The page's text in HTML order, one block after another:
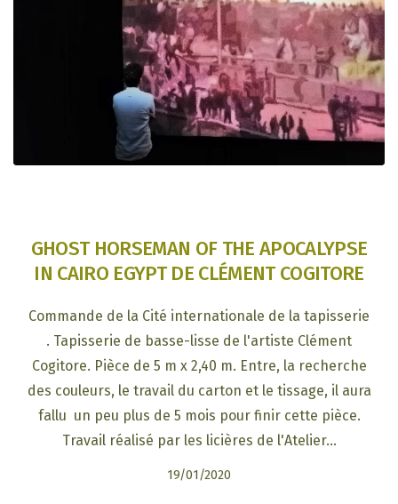
GHOST HORSEMAN OF THE APOCALYPSE
IN CAIRO EGYPT DE CLÉMENT COGITORE
Commande de la Cité internationale de la tapisserie
. Tapisserie de basse-lisse de l'artiste Clément
Cogitore. Pièce de 5 m x 2,40 m. Entre, la recherche
des couleurs, le travail du carton et le tissage, il aura
fallu un peu plus de 5 mois pour finir cette pièce.
Travail réalisé par les licières de l'Atelier…
19/01/2020